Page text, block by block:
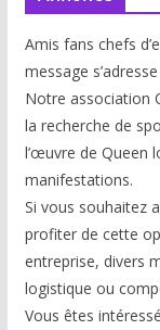
Amis fans chefs
message
Notre association
la recherche de
l’œuvre de Queen
manifestations.
Si vous souhaitez
profiter de cette
entreprise, divers
logistique ou
Vous êtes